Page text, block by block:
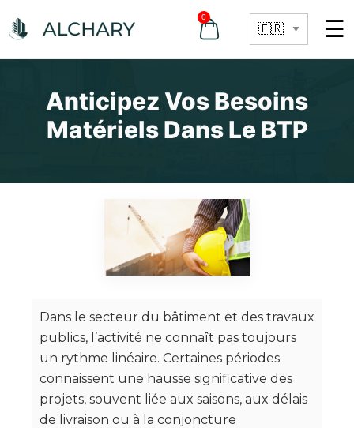
0 ☰
Anticipez Vos Besoins
Matériels Dans Le BTP
Dans le secteur du bâtiment et des travaux
publics, l’activité ne connaît pas toujours
un rythme linéaire. Certaines périodes
connaissent une hausse significative des
projets, souvent liée aux saisons, aux délais
de livraison ou à la conjoncture